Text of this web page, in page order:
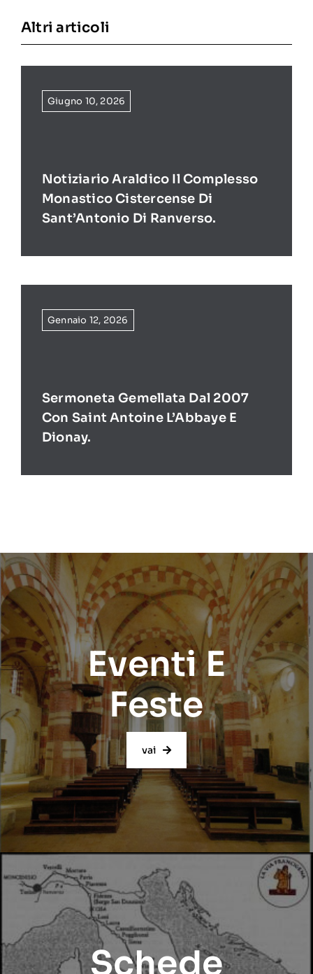
Altri articoli
Giugno 10, 2026
Notiziario Araldico Il Complesso
Monastico Cistercense Di
Sant’Antonio Di Ranverso.
Gennaio 12, 2026
Sermoneta Gemellata Dal 2007
Con Saint Antoine L’Abbaye E
Dionay.
Eventi E
Feste
vai
Schede